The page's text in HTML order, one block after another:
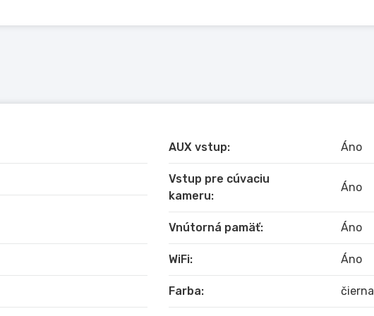
iPad, iPhone a Android na displej Car HiFi
TV, Film, Spotify, Rádio, Youtube, Netflix, HBOGo atď
Viber atď.
ktoré môžu byť kedykoľvek zmenené bez
AUX vstup: Áno
Vstup pre cúvaciu
kameru:
Áno
Vnútorná pamäť: Áno
WiFi: Áno
Farba: